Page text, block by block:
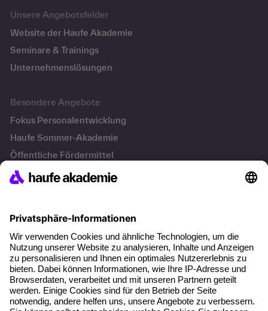
Unsere Angebotsfelder
Website der Haufe Akademie
Seminare & Trainings
Unternehmenslösungen
Besondere Angebote
Fokus Personalentwicklung
Haufe Sommer-Akademie
Öffentliche Fördermittel
Transfersicherung
Die letzten Artikel
KI Texte menschlicher machen und unverwechselbar
bleiben
KI-Projekte zum Erfolg bringen
Hitzeschutz am Arbeitsplatz
KI in der Payroll: Warum Entgelt-Fachkräfte jetzt neue